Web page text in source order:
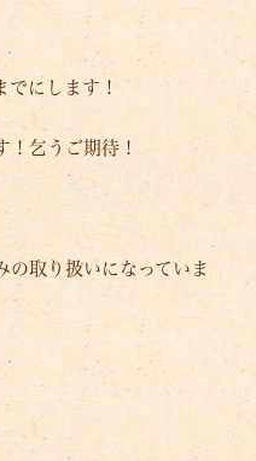
にします！
乞うご期待！
の取り扱いになっていま